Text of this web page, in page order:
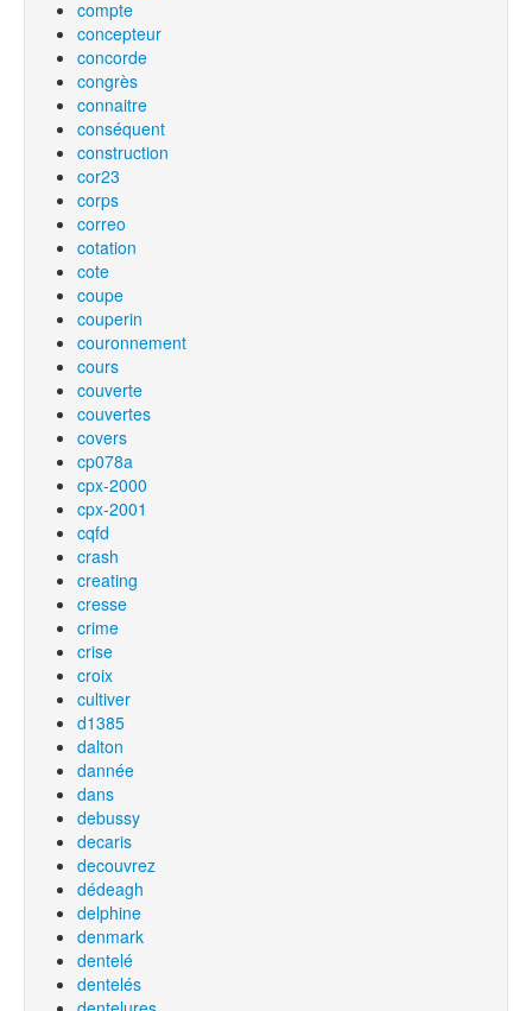
compte
concepteur
concorde
congrès
connaitre
conséquent
construction
cor23
corps
correo
cotation
cote
coupe
couperin
couronnement
cours
couverte
couvertes
covers
cp078a
cpx-2000
cpx-2001
cqfd
crash
creating
cresse
crime
crise
croix
cultiver
d1385
dalton
dannée
dans
debussy
decaris
decouvrez
dédeagh
delphine
denmark
dentelé
dentelés